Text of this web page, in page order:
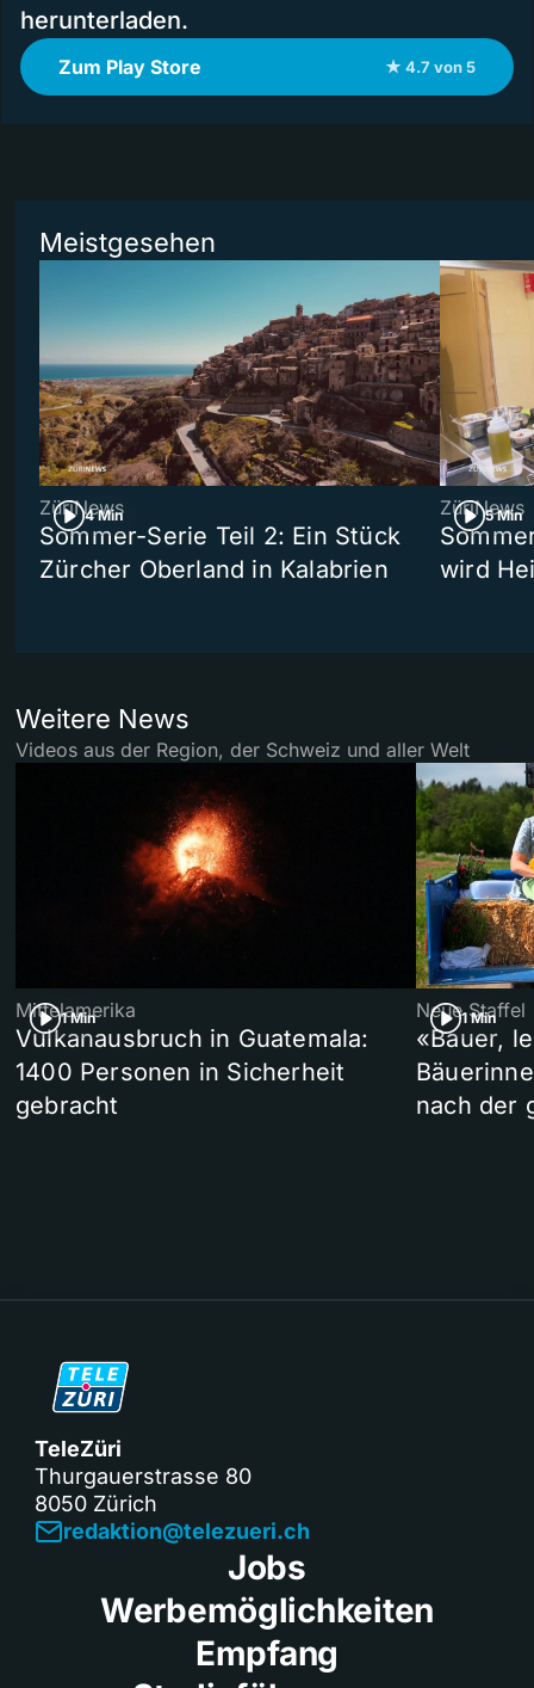
herunterladen.
Zum Play Store ★ 4.7 von 5
Meistgesehen
4 Min
ZüriNews
Sommer-Serie Teil 2: Ein Stück
Zürcher Oberland in Kalabrien
5 Min
ZüriNews
wird
Weitere News
Videos aus der Region, der Schweiz und aller Welt
1 Min
Mittelamerika
Vulkanausbruch in Guatemala:
1400 Personen in Sicherheit
gebracht
1 Min
Neue Staffel
«Bauer,
nach der
TeleZüri
Thurgauerstrasse 80
8050 Zürich
redaktion@telezueri.ch
Jobs
Werbemöglichkeiten
Empfang